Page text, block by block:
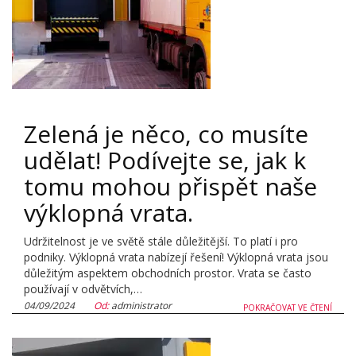
Zelená je něco, co musíte
udělat! Podívejte se, jak k
tomu mohou přispět naše
výklopná vrata.
Udržitelnost je ve světě stále důležitější. To platí i pro
podniky. Výklopná vrata nabízejí řešení! Výklopná vrata jsou
důležitým aspektem obchodních prostor. Vrata se často
používají v odvětvích,…
POKRAČOVAT VE ČTENÍ
04/09/2024 Od:administrator